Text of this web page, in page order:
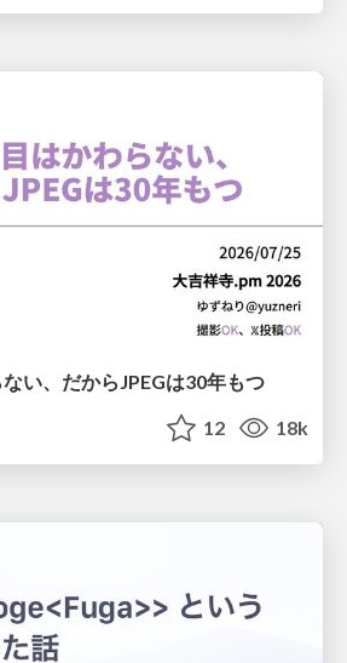
い、だからJPEGは30年もつ
12 18k